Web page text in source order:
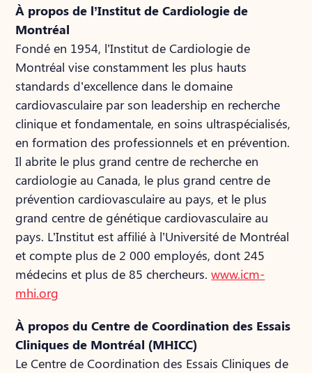
À propos de l’Institut de Cardiologie de
Montréal
Fondé en 1954, l’Institut de Cardiologie de
Montréal vise constamment les plus hauts
standards d’excellence dans le domaine
cardiovasculaire par son leadership en recherche
clinique et fondamentale, en soins ultraspécialisés,
en formation des professionnels et en prévention.
Il abrite le plus grand centre de recherche en
cardiologie au Canada, le plus grand centre de
prévention cardiovasculaire au pays, et le plus
grand centre de génétique cardiovasculaire au
pays. L’Institut est affilié à l’Université de Montréal
et compte plus de 2 000 employés, dont 245
médecins et plus de 85 chercheurs.www.icm-
mhi.org
À propos du Centre de Coordination des Essais
Cliniques de Montréal (MHICC)
Le Centre de Coordination des Essais Cliniques de